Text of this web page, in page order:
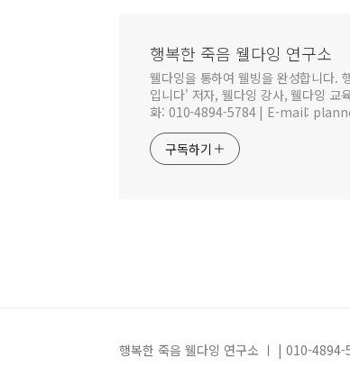
행복한 죽음 웰다잉 연구소
웰다잉을 통하여 웰빙을 완성합니다.
입니다' 저자, 웰다잉 강사, 웰다잉 교
화: 010-4894-5784 | E-mail:
구독하기
행복한 죽음 웰다잉 연구소 ㅣ | 010-